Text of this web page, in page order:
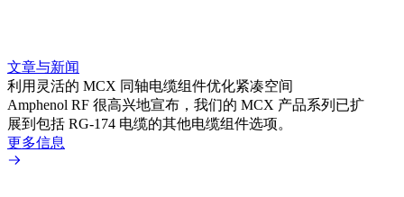
文章与新闻
利用灵活的 MCX 同轴电缆组件优化紧凑空间
Amphenol RF 很高兴地宣布，我们的 MCX 产品系列已扩
展到包括 RG-174 电缆的其他电缆组件选项。
更多信息